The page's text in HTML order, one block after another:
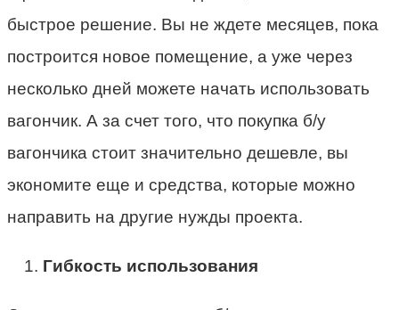
быстрое решение. Вы не ждете месяцев, пока
построится новое помещение, а уже через
несколько дней можете начать использовать
вагончик. А за счет того, что покупка б/у
вагончика стоит значительно дешевле, вы
экономите еще и средства, которые можно
направить на другие нужды проекта.
Гибкость использования